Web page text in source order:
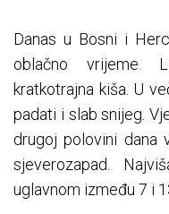
Danas u Bosni i
oblačno vrijeme.
kratkotrajna kiša. U
padati i slab snijeg.
drugoj polovini dana
sjeverozapad.
uglavnom između 7 i